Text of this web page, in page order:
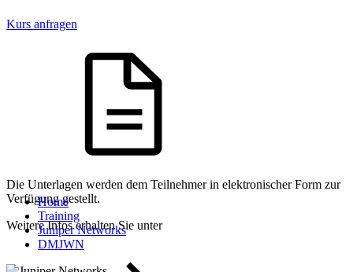
Kurs anfragen
Die Unterlagen werden dem Teilnehmer in elektronischer Form zur
Verfügung gestellt.
Weitere Infos erhalten Sie unter
Home
Training
Juniper Networks
DMJWN